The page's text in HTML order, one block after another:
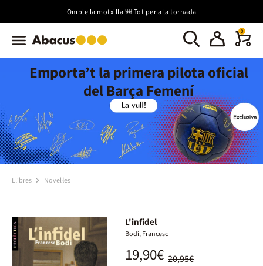
Omple la motxilla 🎒 Tot per a la tornada
0
Emporta’t la primera pilota oficial
del Barça Femení
Llibres Novel·les
L'infidel
Bodí, Francesc
20,95€
19,90€